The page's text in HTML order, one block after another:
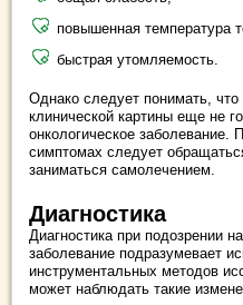
повышенная температура
быстрая утомляемость.
Однако следует понимать, что
клинической картины еще не
онкологическое заболевание.
симптомах следует
заниматься самолечением.
Диагностика
Диагностика при подозрении
заболевание подразумевает
инструментальных методов
может наблюдать такие